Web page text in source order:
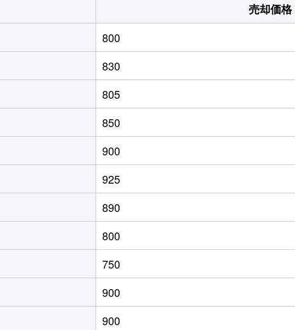
三沢(青森) 徒歩2時間 310m² 95m²
三沢(青森) 徒歩2時間 190m² 90m²
三沢(青森) 徒歩2時間 310m² 95m²
三沢(青森) 徒歩2時間 260m² 140m²
三沢(青森) 徒歩2時間 240m² 155m²
三沢(青森) 徒歩2時間 165m² 125m²
三沢(青森) 徒歩2時間 200m² 75m²
三沢(青森) 徒歩2時間 240m² 40m²
三沢(青森) 徒歩2時間 145m² 105m²
三沢(青森) 徒歩2時間 150m² 100m²
三沢(青森) 徒歩2時間 230m² 80m²
売却価格
800
830
805
850
900
925
890
800
750
900
900